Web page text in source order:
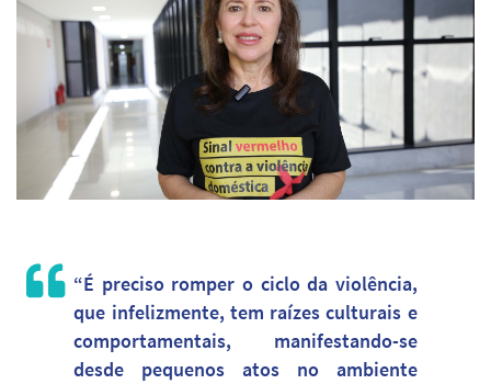
“É preciso romper o ciclo da violência,
que infelizmente, tem raízes culturais e
comportamentais, manifestando-se
desde pequenos atos no ambiente